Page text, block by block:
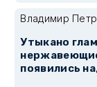
Владимир
Утыкано
появились